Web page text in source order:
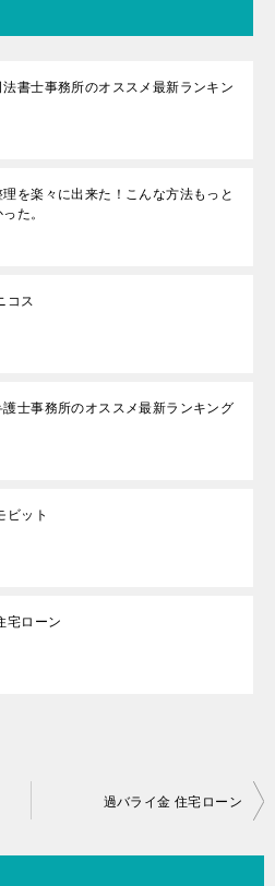
書士事務所のオススメ最新ランキン
を楽々に出来た！こんな方法もっと
た。
コス
士事務所のオススメ最新ランキング
ビット
宅ローン
過バライ金 住宅ローン